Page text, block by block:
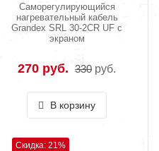
Саморегулирующийся
нагревательный кабель
Grandex SRL 30-2CR UF с
экраном
270 руб. 330 руб.
В корзину
Скидка: 21%